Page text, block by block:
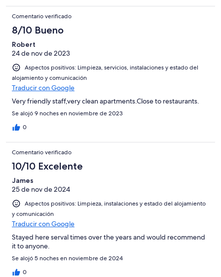
Comentario verificado
8/10 Bueno
Robert
24 de nov de 2023
Aspectos positivos: Limpieza, servicios, instalaciones y estado del
alojamiento y comunicación
Traducir con Google
Very friendly staff,very clean apartments.Close to restaurants.
Se alojó 9 noches en noviembre de 2023
0
Comentario verificado
10/10 Excelente
James
25 de nov de 2024
Aspectos positivos: Limpieza, instalaciones y estado del alojamiento
y comunicación
Traducir con Google
Stayed here serval times over the years and would recommend
it to anyone.
Se alojó 5 noches en noviembre de 2024
0